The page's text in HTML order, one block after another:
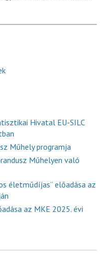
Hivatal EU-SILC
Műhely programja
Műhelyen való
életműdíjas” előadása az
az MKE 2025. évi